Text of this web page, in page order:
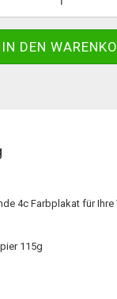
4c Farbplakat für Ihre
115g